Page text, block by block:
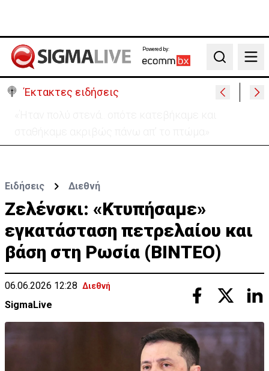
Powered by:
Search
Έκτακτες ειδήσεις
Ειδήσεις Διεθνή
Ζελένσκι: «Κτυπήσαμε»
εγκατάσταση πετρελαίου και
βάση στη Ρωσία (ΒΙΝΤΕΟ)
06.06.2026 12:28 Διεθνή
SigmaLive